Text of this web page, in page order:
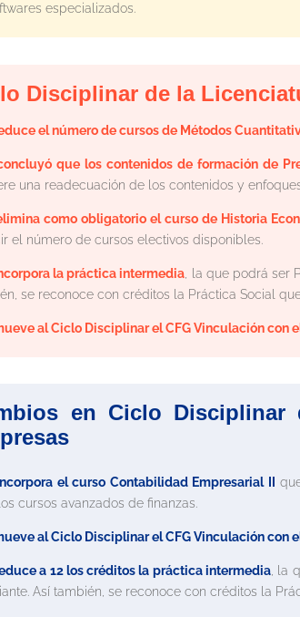
especializados.
Disciplinar de la
el número de cursos de Métodos
que los contenidos de formación de
una readecuación de los contenidos y
como obligatorio el curso de Historia
el número de cursos electivos disponibles.
la práctica intermedia , la que podrá
se reconoce con créditos la Práctica Social
al Ciclo Disciplinar el CFG Vinculación con
en Ciclo
el curso Contabilidad Empresarial II
cursos avanzados de finanzas.
al Ciclo Disciplinar el CFG Vinculación con
a 12 los créditos la práctica intermedia, la
Así también, se reconoce con créditos la